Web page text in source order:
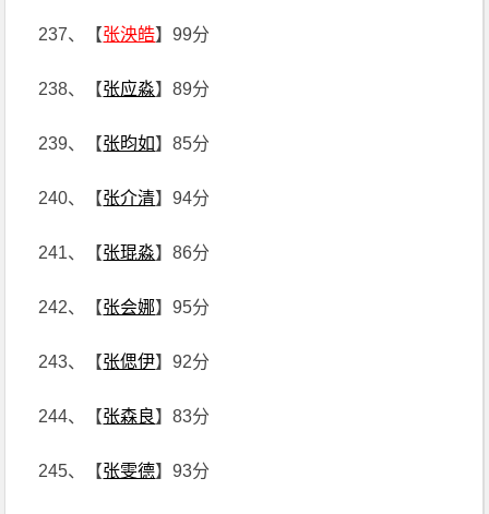
237、【张泱皓】99分
238、【张应淼】89分
239、【张昀如】85分
240、【张介清】94分
241、【张琨淼】86分
242、【张会娜】95分
243、【张偲伊】92分
244、【张森良】83分
245、【张雯德】93分